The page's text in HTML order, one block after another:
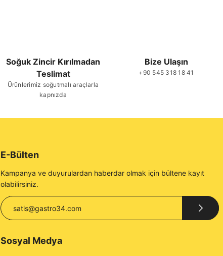
Gönder
Soğuk Zincir Kırılmadan
Teslimat
Ürünlerimiz soğutmalı araçlarla
kapnızda
Bize Ulaşın
+90 545 318 18 41
E-Bülten
Kampanya ve duyurulardan haberdar olmak için bültene kayıt
olabilirsiniz.
Sosyal Medya